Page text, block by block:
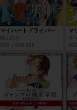
マイハートドライバー
幌山あき
閲覧： 636,996
莎
閲